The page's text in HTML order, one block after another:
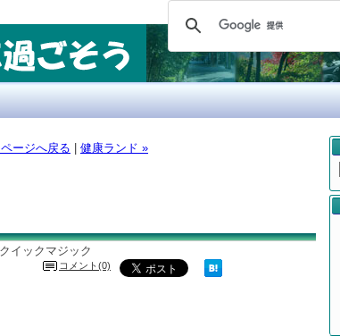
ージへ戻る 健康ランド »
イックマジック
コメント(0)